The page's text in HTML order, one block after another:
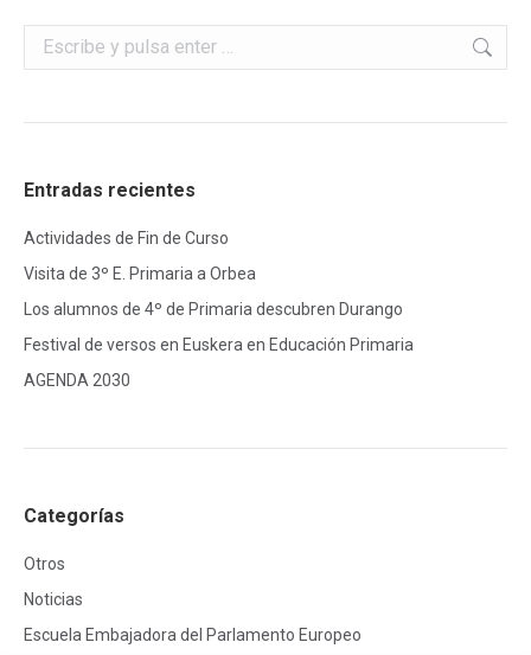
Buscar:
Entradas recientes
Actividades de Fin de Curso
Visita de 3º E. Primaria a Orbea
Los alumnos de 4º de Primaria descubren Durango
Festival de versos en Euskera en Educación Primaria
AGENDA 2030
Categorías
Otros
Noticias
Escuela Embajadora del Parlamento Europeo